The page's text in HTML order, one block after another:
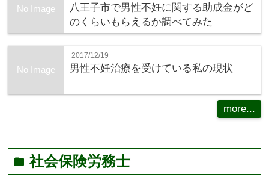
No Image
八王子市で男性不妊に関する助成金がど
のくらいもらえるか調べてみた
No Image
2017/12/19
男性不妊治療を受けている私の現状
more...
folder社会保険労務士